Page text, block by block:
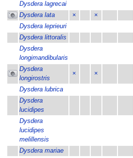
Dysdera lagrecai
Dysdera lata
× ×
Dysdera leprieuri
Dysdera littoralis
Dysdera
longimandibularis
Dysdera
longirostris
× ×
Dysdera lubrica
Dysdera
lucidipes
Dysdera
lucidipes
melillensis
Dysdera mariae